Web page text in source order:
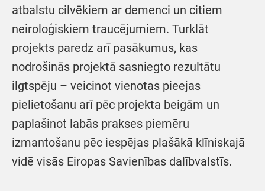
atbalstu cilvēkiem ar demenci un citiem
neiroloģiskiem traucējumiem. Turklāt
projekts paredz arī pasākumus, kas
nodrošinās projektā sasniegto rezultātu
ilgtspēju – veicinot vienotas pieejas
pielietošanu arī pēc projekta beigām un
paplašinot labās prakses piemēru
izmantošanu pēc iespējas plašākā klīniskajā
vidē visās Eiropas Savienības dalībvalstīs.